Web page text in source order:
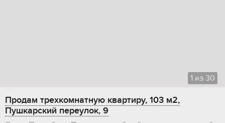
1 из 30
Продам трехкомнатную квартиру, 103 м2,
Пушкарский переулок, 9